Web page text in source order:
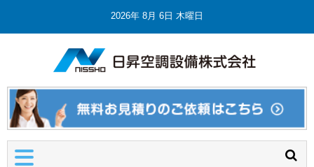
2026年 8月 6日 木曜日
調設備工
事・修理